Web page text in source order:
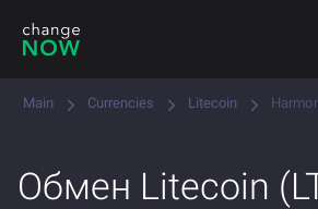
Main Currencies Litecoin
Обмен Litecoin